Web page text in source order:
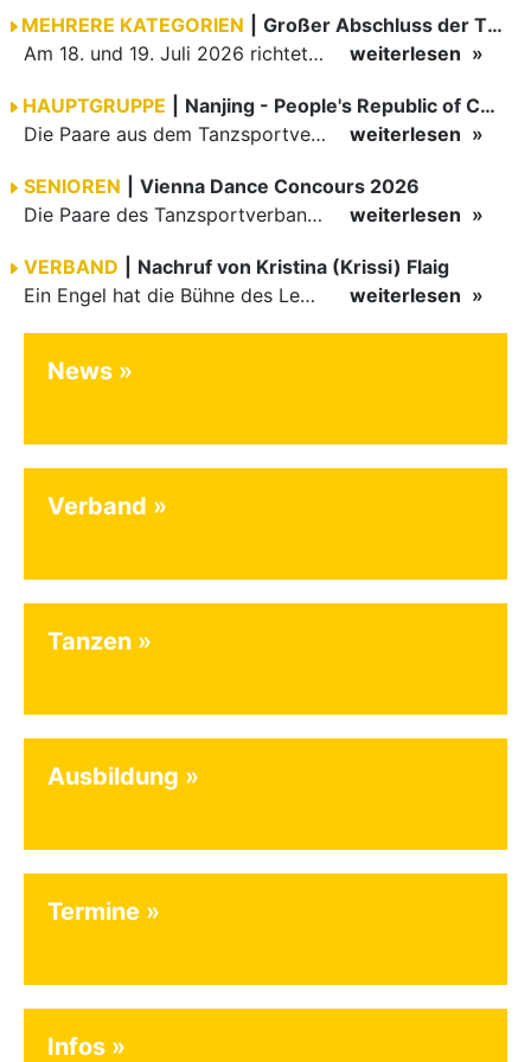
MEHRERE KATEGORIEN
Großer Abschluss der TBW-Trophy in Weinheim
Am 18. und 19. Juli 2026 richtete die Tanzsportabteilung (TSA) der TSG 1862 Weinheim das Abschlussturnier der diesjährigen TBW-Trophy-Serie aus. Zum traditionellen Saisonfinale kamen rund 400 Starts über…
weiterlesen
HAUPTGRUPPE
Nanjing - People's Republic of China
Die Paare aus dem Tanzsportverband Baden-Württemberg (TBW) haben beim hochklassig besetzten WDSF GrandSlam im chinesischen Nanjing wieder einmal auf internationalem Top-Niveau geglänzt. Das…
weiterlesen
SENIOREN
Vienna Dance Concours 2026
Die Paare des Tanzsportverbandes Baden-Württemberg (TBW) glänzten auf dem internationalen Parkett des Vienna Dance Concourse 2026 im Wiener Rathaus mit hervorragenden Platzierungen Ergebnisse unter: …
weiterlesen
VERBAND
Nachruf von Kristina (Krissi) Flaig
Ein Engel hat die Bühne des Lebens verlassen. Viel zu früh, plötzlich und für uns alle unfassbar, wurde unsere geliebte Kristina (Krissi) Flaig im Alter von 36 Jahren aus dem Leben gerissen. Das Tanzen…
weiterlesen
News
Verband
Tanzen
Ausbildung
Termine
Infos